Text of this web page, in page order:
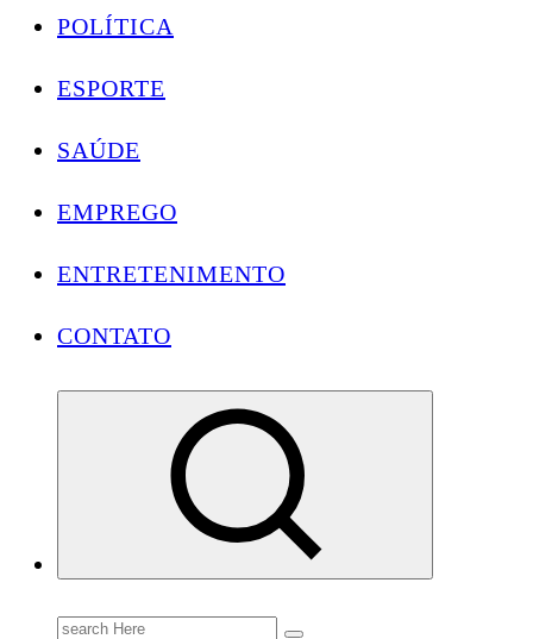
POLÍTICA
ESPORTE
SAÚDE
EMPREGO
ENTRETENIMENTO
CONTATO
Conectando você às notícias do Brasil e do mundo com rapidez e confiabilidade.
Search